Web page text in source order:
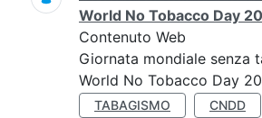
World No Tobacco Day
Contenuto Web
Giornata mondiale senza
World No Tobacco Day
TABAGISMO CNDD